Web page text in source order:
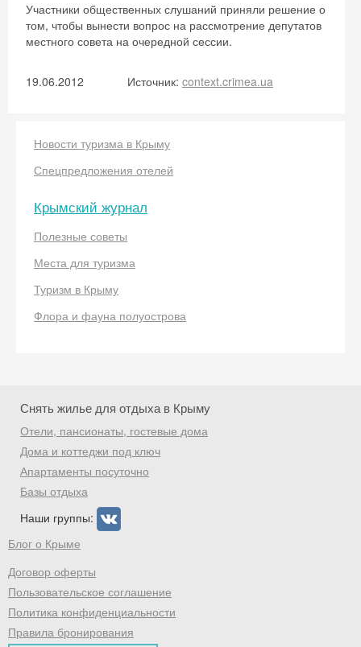
Участники общественных слушаний приняли решение о
том, чтобы вынести вопрос на рассмотрение депутатов
местного совета на очередной сессии.
19.06.2012 Источник: context.crimea.ua
Новости туризма в Крыму
Спецпредложения отелей
Крымский журнал
Полезные советы
Места для туризма
Туризм в Крыму
Флора и фауна полуострова
Снять жилье для отдыха в Крыму
Отели, пансионаты, гостевые дома
Дома и коттеджи под ключ
Апартаменты посуточно
Базы отдыха
Наши группы:
Блог о Крыме
Договор оферты
Пользовательское соглашение
Политика конфиденциальности
Правила бронирования
Хочешь дешевле? Оставь почту и получи
промокод на первое бронирование!
Получить промокод